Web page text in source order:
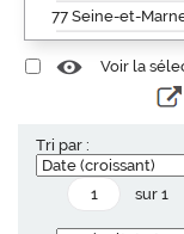
77 Seine-et-
Voir la
Tri par :
sur 1